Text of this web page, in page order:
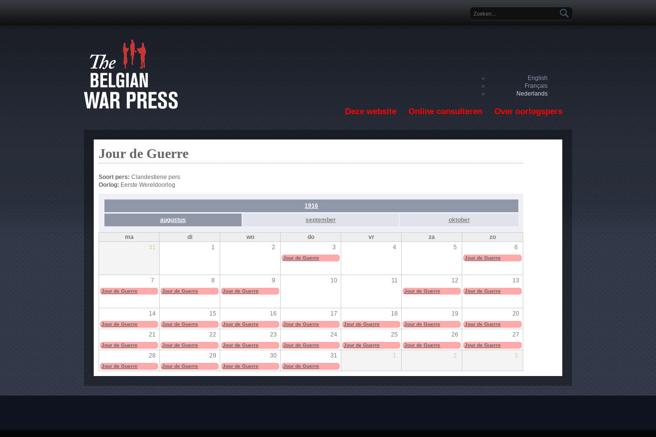
Zoekveld
English
Français
Nederlands
Deze website Online consulteren Over oorlogspers
Jour de Guerre
Soort pers: Clandestiene pers
Oorlog: Eerste Wereldoorlog
1916
augustus september oktober
ma di wo do vr za
zo
31
1 2 3 4 5 6
Jour de Guerre Jour de Guerre
7 8 9 10 11 12 13
Jour de Guerre Jour de Guerre Jour de Guerre Jour de Guerre Jour de Guerre
14 15 16 17 18 19 20
Jour de Guerre Jour de Guerre Jour de Guerre Jour de Guerre Jour de Guerre Jour de Guerre Jour de Guerre
21 22 23 24 25 26 27
Jour de Guerre Jour de Guerre Jour de Guerre Jour de Guerre Jour de Guerre Jour de Guerre Jour de Guerre
28 29 30 31 1 2 3
Jour de Guerre Jour de Guerre Jour de Guerre Jour de Guerre